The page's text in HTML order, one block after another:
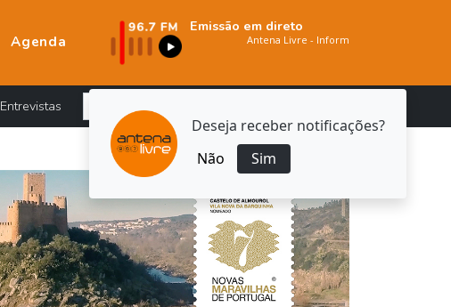
Deseja receber notificações?
Não
Sim
Agenda
Emissão em direto
Entrevistas